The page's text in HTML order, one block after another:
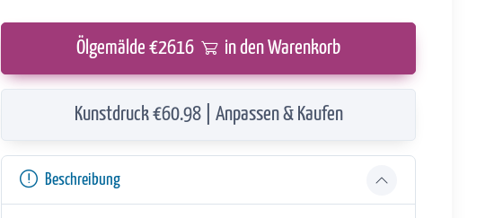
Ölgemälde €2616 in den Warenkorb
Kunstdruck €60.98 | Anpassen & Kaufen
Beschreibung